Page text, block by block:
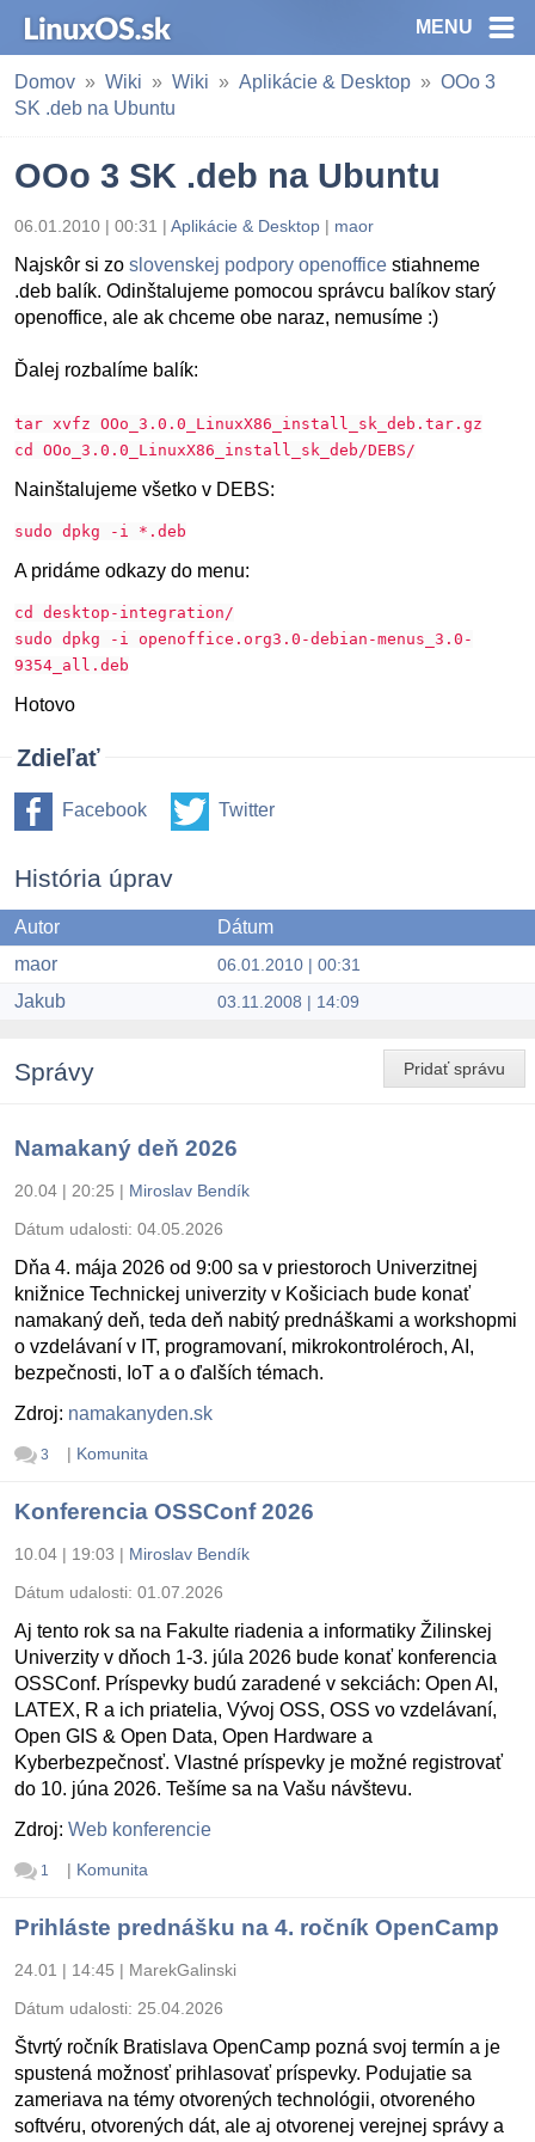
MENU
Domov Wiki Wiki Aplikácie & Desktop
OOo 3
SK .deb na Ubuntu
OOo 3 SK .deb na Ubuntu
06.01.2010 | 00:31 | Aplikácie & Desktop | maor
Najskôr si zo slovenskej podpory openoffice stiahneme
.deb balík. Odinštalujeme pomocou správcu balíkov starý
openoffice, ale ak chceme obe naraz, nemusíme :)
Ďalej rozbalíme balík:
tar xvfz OOo_3.0.0_LinuxX86_install_sk_deb.tar.gz
cd OOo_3.0.0_LinuxX86_install_sk_deb/DEBS/
Nainštalujeme všetko v DEBS:
sudo dpkg -i *.deb
A pridáme odkazy do menu:
cd desktop-integration/
sudo dpkg -i openoffice.org3.0-debian-menus_3.0-
9354_all.deb
Hotovo
Zdieľať
Facebook Twitter
História úprav
Autor
Dátum
maor
06.01.2010 | 00:31
Jakub 03.11.2008 | 14:09
Pridať správu
Správy
Namakaný deň 2026
20.04 | 20:25 | Miroslav Bendík
Dátum udalosti: 04.05.2026
Dňa 4. mája 2026 od 9:00 sa v priestoroch Univerzitnej
knižnice Technickej univerzity v Košiciach bude konať
namakaný deň, teda deň nabitý prednáškami a workshopmi
o vzdelávaní v IT, programovaní, mikrokontroléroch, AI,
bezpečnosti, IoT a o ďalších témach.
Zdroj: namakanyden.sk
3 | Komunita
Konferencia OSSConf 2026
10.04 | 19:03 | Miroslav Bendík
Dátum udalosti: 01.07.2026
Aj tento rok sa na Fakulte riadenia a informatiky Žilinskej
Univerzity v dňoch 1-3. júla 2026 bude konať konferencia
OSSConf. Príspevky budú zaradené v sekciách: Open AI,
LATEX, R a ich priatelia, Vývoj OSS, OSS vo vzdelávaní,
Open GIS & Open Data, Open Hardware a
Kyberbezpečnosť. Vlastné príspevky je možné registrovať
do 10. júna 2026. Tešíme sa na Vašu návštevu.
Zdroj: Web konferencie
1 | Komunita
Prihláste prednášku na 4. ročník OpenCamp
24.01 | 14:45 | MarekGalinski
Dátum udalosti: 25.04.2026
Štvrtý ročník Bratislava OpenCamp pozná svoj termín a je
spustená možnosť prihlasovať príspevky. Podujatie sa
zameriava na témy otvorených technológii, otvoreného
softvéru, otvorených dát, ale aj otvorenej verejnej správy a